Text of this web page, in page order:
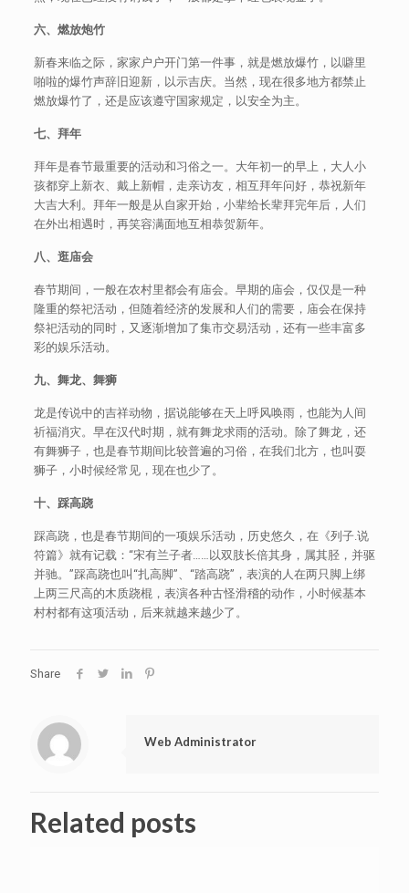
六、燃放炮竹
新春来临之际，家家户户开门第一件事，就是燃放爆竹，以噼里
啪啦的爆竹声辞旧迎新，以示吉庆。当然，现在很多地方都禁止
燃放爆竹了，还是应该遵守国家规定，以安全为主。
七、拜年
拜年是春节最重要的活动和习俗之一。大年初一的早上，大人小
孩都穿上新衣、戴上新帽，走亲访友，相互拜年问好，恭祝新年
大吉大利。拜年一般是从自家开始，小辈给长辈拜完年后，人们
在外出相遇时，再笑容满面地互相恭贺新年。
八、逛庙会
春节期间，一般在农村里都会有庙会。早期的庙会，仅仅是一种
隆重的祭祀活动，但随着经济的发展和人们的需要，庙会在保持
祭祀活动的同时，又逐渐增加了集市交易活动，还有一些丰富多
彩的娱乐活动。
九、舞龙、舞狮
龙是传说中的吉祥动物，据说能够在天上呼风唤雨，也能为人间
祈福消灾。早在汉代时期，就有舞龙求雨的活动。除了舞龙，还
有舞狮子，也是春节期间比较普遍的习俗，在我们北方，也叫耍
狮子，小时候经常见，现在也少了。
十、踩高跷
踩高跷，也是春节期间的一项娱乐活动，历史悠久，在《列子.说
符篇》就有记载：“宋有兰子者……以双肢长倍其身，属其胫，并驱
并驰。”踩高跷也叫“扎高脚”、“踏高跷”，表演的人在两只脚上绑
上两三尺高的木质跷棍，表演各种古怪滑稽的动作，小时候基本
村村都有这项活动，后来就越来越少了。
Share
Web Administrator
Related posts